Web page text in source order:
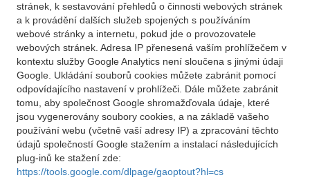
stránek, k sestavování přehledů o činnosti webových stránek
a k provádění dalších služeb spojených s používáním
webové stránky a internetu, pokud jde o provozovatele
webových stránek. Adresa IP přenesená vaším prohlížečem v
kontextu služby Google Analytics není sloučena s jinými údaji
Google. Ukládání souborů cookies můžete zabránit pomocí
odpovídajícího nastavení v prohlížeči. Dále můžete zabránit
tomu, aby společnost Google shromažďovala údaje, které
jsou vygenerovány soubory cookies, a na základě vašeho
používání webu (včetně vaší adresy IP) a zpracování těchto
údajů společností Google stažením a instalací následujících
plug-inů ke stažení zde:
https://tools.google.com/dlpage/gaoptout?hl=cs